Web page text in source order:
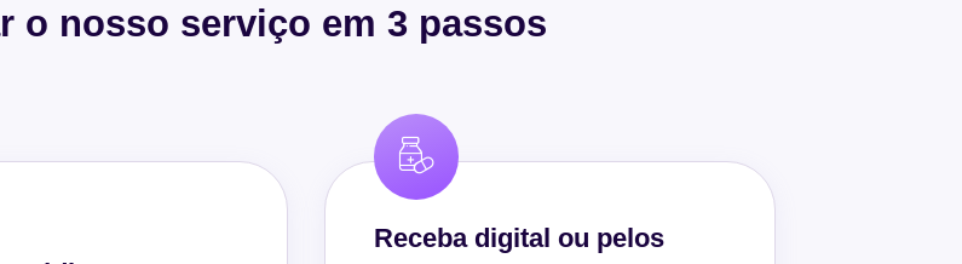
o nosso serviço em 3 passos
Receba digital ou pelos